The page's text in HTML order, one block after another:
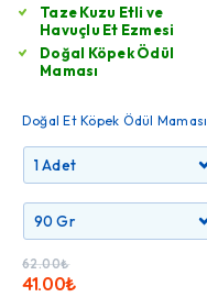
Taze Kuzu Etli ve
Havuçlu Et Ezmesi
Doğal Köpek Ödül
Maması
Doğal Et Köpek Ödül Maması
62.00₺
41.00₺